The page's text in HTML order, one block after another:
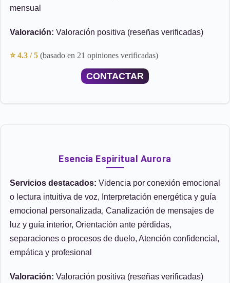
mensual
Valoración: Valoración positiva (reseñas verificadas)
⭐ 4.3 / 5 (basado en 21 opiniones verificadas)
CONTACTAR
Esencia Espiritual Aurora
Servicios destacados: Videncia por conexión emocional
o lectura intuitiva de voz, Interpretación energética y guía
emocional personalizada, Canalización de mensajes de
luz y guía interior, Orientación ante pérdidas,
separaciones o procesos de duelo, Atención confidencial,
empática y profesional
Valoración: Valoración positiva (reseñas verificadas)